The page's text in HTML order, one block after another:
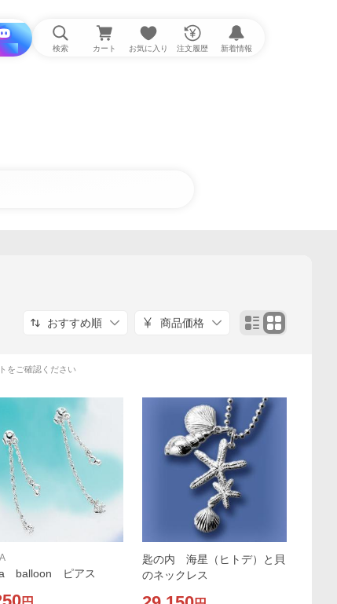
探す 検索 カート お気に入り 注文履歴 新着情報
おすすめ順 商品価格
をご確認ください
balloon ピアス
匙の内 海星（ヒトデ）と貝
のネックレス